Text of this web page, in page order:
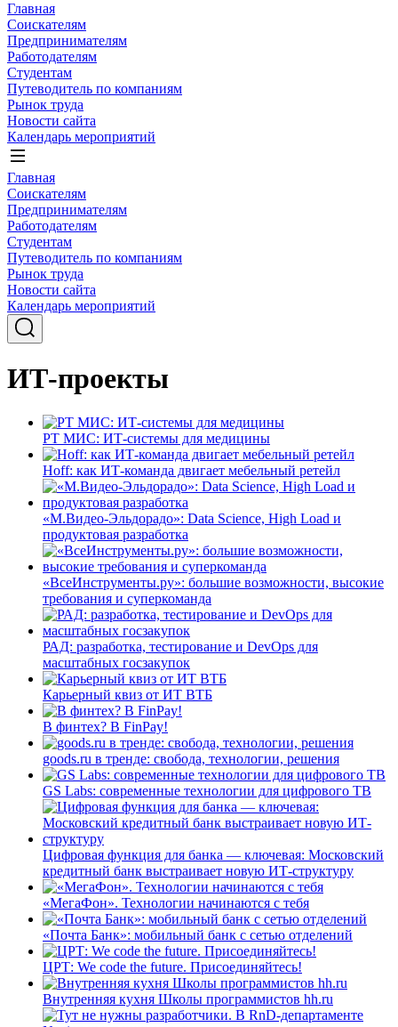
Главная
Соискателям
Предпринимателям
Работодателям
Студентам
Путеводитель по компаниям
Рынок труда
Новости сайта
Календарь мероприятий
Главная
Соискателям
Предпринимателям
Работодателям
Студентам
Путеводитель по компаниям
Рынок труда
Новости сайта
Календарь мероприятий
ИТ-проекты
РТ МИС: ИТ-системы для медицины
Hoff: как ИТ-команда двигает мебельный ретейл
«М.Видео-Эльдорадо»: Data Science, High Load и
продуктовая разработка
«ВсеИнструменты.ру»: большие возможности, высокие
требования и суперкоманда
РАД: разработка, тестирование и DevOps для
масштабных госзакупок
Карьерный квиз от ИТ ВТБ
В финтех? В FinPay!
goods.ru в тренде: свобода, технологии, решения
GS Labs: современные технологии для цифрового ТВ
Цифровая функция для банка — ключевая: Московский
кредитный банк выстраивает новую ИТ-структуру
«МегаФон». Технологии начинаются с тебя
«Почта Банк»: мобильный банк с сетью отделений
ЦРТ: We code the future. Присоединяйтесь!
Внутренняя кухня Школы программистов hh.ru